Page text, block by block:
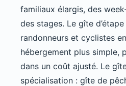
familiaux élargis, des
des stages. Le gîte d’étape
randonneurs et cyclistes
hébergement plus simple,
dans un coût ajusté. Le
spécialisation : gîte de